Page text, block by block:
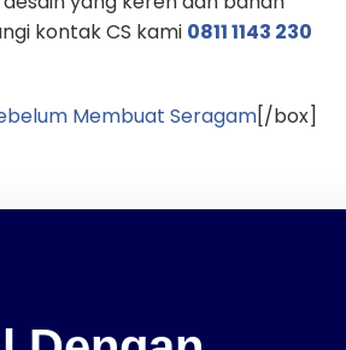
kontak CS kami 0811 1143 230
Membuat Seragam[/box]